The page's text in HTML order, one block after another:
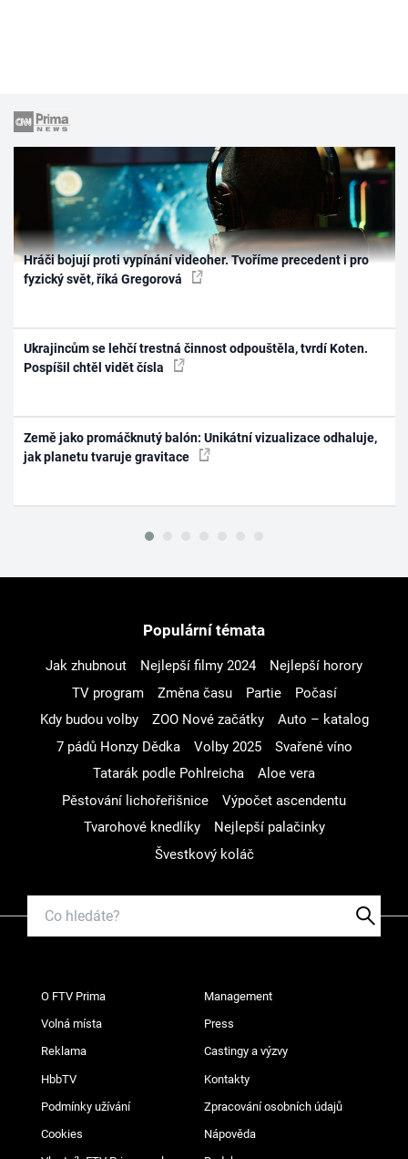
Hráči bojují proti vypínání videoher. Tvoříme precedent i pro
fyzický svět, říká Gregorová
Ukrajincům se lehčí trestná činnost odpouštěla, tvrdí Koten.
Pospíšil chtěl vidět čísla
Země jako promáčknutý balón: Unikátní vizualizace odhaluje,
jak planetu tvaruje gravitace
Populární témata
Jak zhubnout Nejlepší filmy 2024
Nejlepší horory
TV program
Změna času Partie
Počasí
Kdy budou volby
ZOO Nové začátky
Auto – katalog
7 pádů Honzy Dědka
Volby 2025
Svařené víno
Tatarák podle Pohlreicha
Aloe vera
Pěstování lichořeřišnice
Výpočet ascendentu
Tvarohové knedlíky
Nejlepší palačinky
Švestkový koláč
O FTV Prima Management
Volná místa Press
Reklama Castingy a výzvy
HbbTV Kontakty
Podmínky užívání Zpracování osobních údajů
Cookies Nápověda